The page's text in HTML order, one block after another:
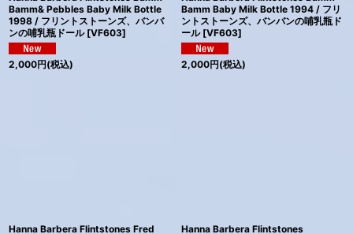
Bamm& Pebbles Baby Milk Bottle
1998 / フリントストーンズ、バンバ
ンの哺乳瓶ドール [VF603]
2,000円(税込)
Bamm Baby Milk Bottle 1994 / フリ
ントストーンズ、バンバンの哺乳瓶ド
ール [VF603]
2,000円(税込)
Hanna Barbera Flintstones Fred
Hanna Barbera Flintstones